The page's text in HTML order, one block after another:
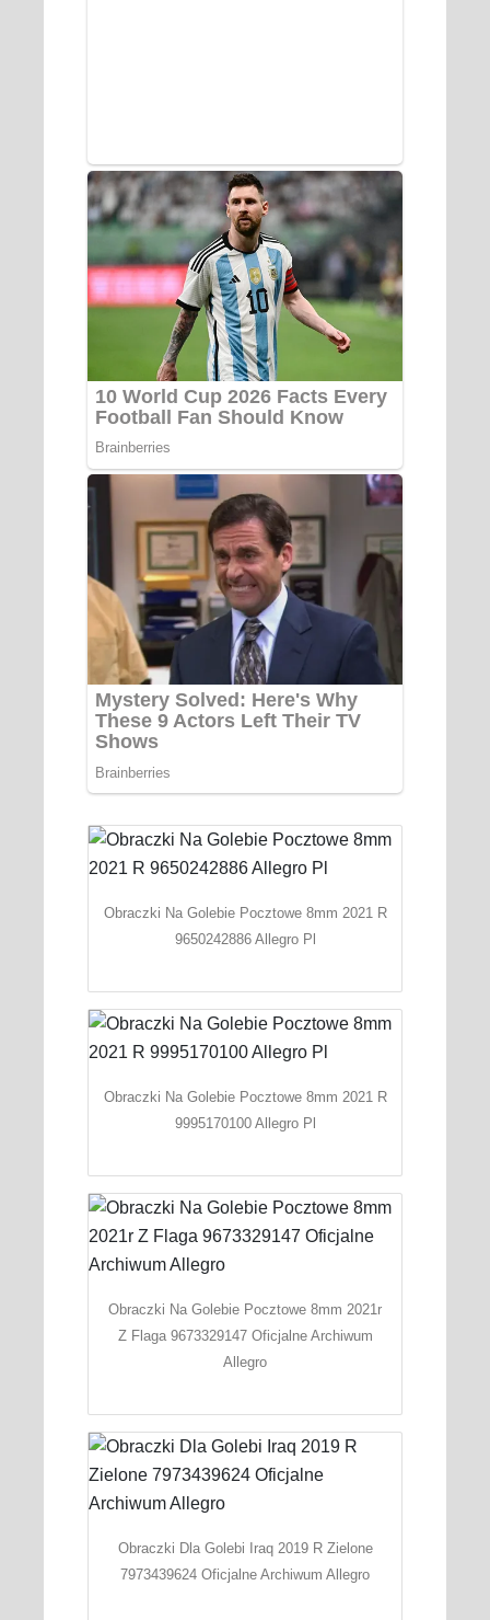
Obraczki Na Golebie Pocztowe 8mm 2021 R
9650242886 Allegro Pl
Obraczki Na Golebie Pocztowe 8mm 2021 R
9995170100 Allegro Pl
Obraczki Na Golebie Pocztowe 8mm 2021r
Z Flaga 9673329147 Oficjalne Archiwum
Allegro
Obraczki Dla Golebi Iraq 2019 R Zielone
7973439624 Oficjalne Archiwum Allegro